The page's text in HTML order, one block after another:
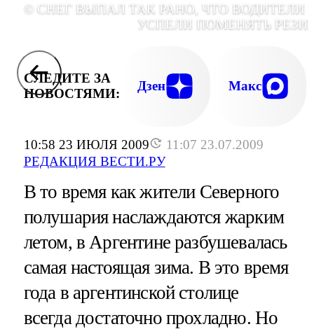
10:58 23 ИЮЛЯ 2009
11:07 23.07.2009
РЕДАКЦИЯ ВЕСТИ.РУ
© СНЕГ ВЫПАЛ ТАК РАНО, ЧТО ВОДИТЕЛИ
УСПЕЛИ ПОМЕНЯТЬ
СЛЕДИТЕ ЗА
НОВОСТЯМИ:
Дзен Макс
В то время как жители Северного
полушария наслаждаются жарким
летом, в Аргентине разбушевалась
самая настоящая зима. В это время
года в аргентинской столице
всегда достаточно прохладно. Но